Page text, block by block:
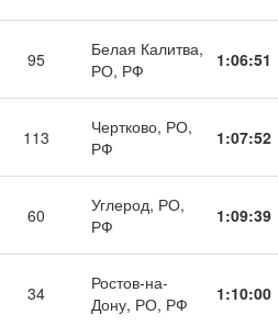
95
Белая Калитва,
РО, РФ
1:06:51
113
Чертково, РО,
РФ
1:07:52
60
Углерод, РО,
РФ
1:09:39
34
Ростов-на-
Дону, РО, РФ
1:10:00